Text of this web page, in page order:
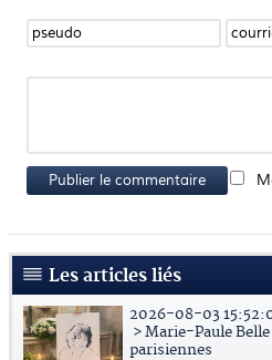
Publier le commentaire
Les articles liés
2026-08-03
> Marie-Paule
parisiennes